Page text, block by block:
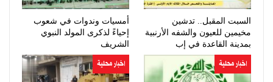
السبت المقبل.. تدشين
مخيمين للعيون والشفه الأرنبية
بمدينة القاعدة في إب
أمسيات وندوات في شعوب
إحياءً لذكرى المولد النبوي
الشريف
اخبار محلية اخبار محلية